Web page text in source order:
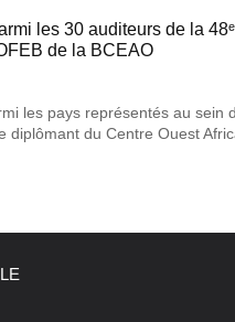
les 30 auditeurs de la 48ᵉ
de la BCEAO
les pays représentés au sein
diplômant du Centre Ouest